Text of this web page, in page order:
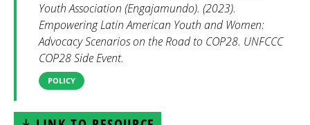
Youth Association (Engajamundo). (2023).
Empowering Latin American Youth and Women:
Advocacy Scenarios on the Road to COP28. UNFCCC
COP28 Side Event.
POLICY